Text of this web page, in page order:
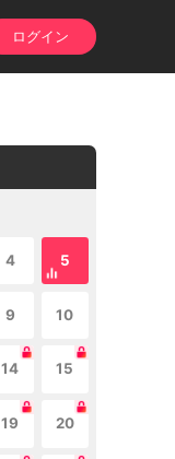
ログイン
4 5
9 10
14 15
19 20